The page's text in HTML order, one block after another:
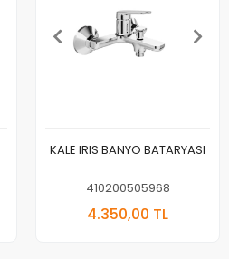
KALE IRIS BANYO BATARYASI
410200505968
4.350,00 TL